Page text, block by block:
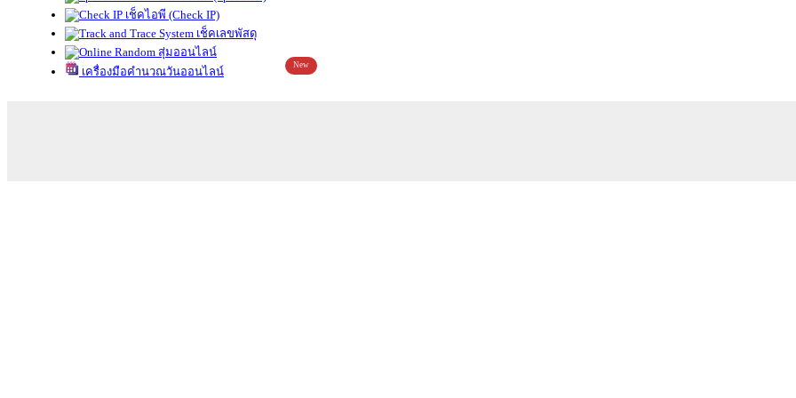
เช็คไอพี (Check IP)
เช็คเลขพัสดุ
สุ่มออนไลน์
เครื่องมือคำนวณวันออนไลน์
New